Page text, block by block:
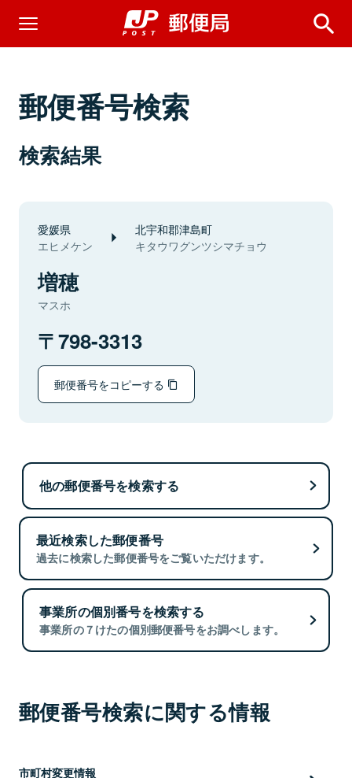
郵便番号検索
検索結果
愛媛県
エヒメケン
北宇和郡津島町
キタウワグンツシマチョウ
増穂
マスホ
798-3313
郵便番号をコピーする
他の郵便番号を検索する
最近検索した郵便番号
過去に検索した郵便番号をご覧いただけます。
事業所の個別番号を検索する
事業所の７けたの個別郵便番号をお調べします。
郵便番号検索に関する情報
市町村変更情報